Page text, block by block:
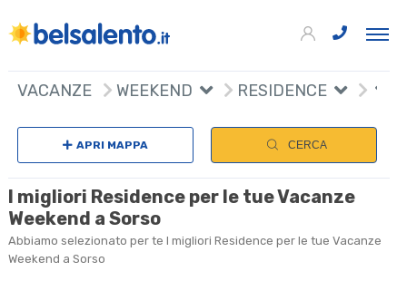
VACANZE WEEKEND RESIDENCE
APRI MAPPA CERCA
I migliori Residence per le tue Vacanze
Weekend a Sorso
Abbiamo selezionato per te I migliori Residence per le tue Vacanze
Weekend a Sorso